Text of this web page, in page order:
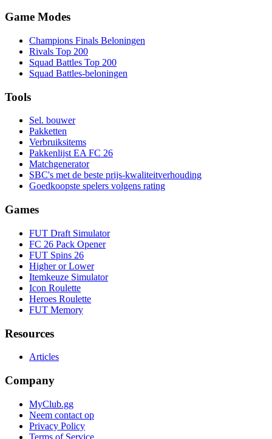
Game Modes
Champions Finals Beloningen
Rivals Top 200
Squad Battles Top 200
Squad Battles-beloningen
Tools
Sel. bouwer
Pakketten
Verbruiksitems
Pakkenlijst EA FC 26
Matchgenerator
SBC's met de beste prijs-kwaliteitverhouding
Goedkoopste spelers volgens rating
Games
FUT Draft Simulator
FC 26 Pack Opener
FUT Spins 26
Higher or Lower
Itemkeuze Simulator
Icon Roulette
Heroes Roulette
FUT Memory
Resources
Articles
Company
MyClub.gg
Neem contact op
Privacy Policy
Terms of Service